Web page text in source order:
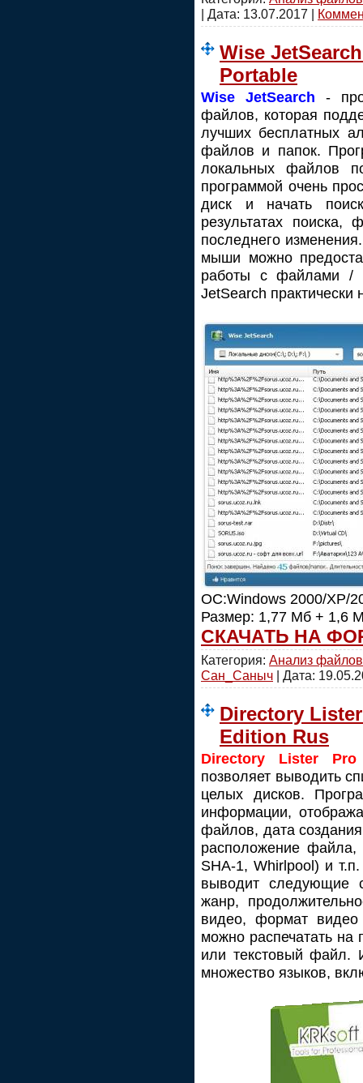
| Дата: 13.07.2017 |
Wise
Portable
Wise JetSearch -
файлов, которая
лучших бесплатных
файлов и папок.
локальных файлов
программой очень
диск и начать
результатах
последнего
мыши можно
работы с файлами /
JetSearch
ОС:Windows 2000/XP/
Размер: 1,77 Мб + 1,6
СКАЧАТЬ НА
Категория: Анализ файлов
Сан_Саныч | Дата:
Directory
Edition Rus
Directory Lister Pro
позволяет выводить
целых дисков.
информации,
файлов, дата
расположение
SHA-1, Whirlpool) и
выводит следующие
жанр,
видео, формат
можно распечатать на
или текстовый файл.
множество языков,